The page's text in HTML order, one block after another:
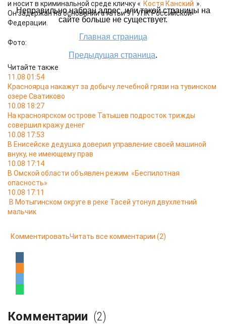
и носит в криминальной среде кличку « Костя Канский ».
Он задержан на основании статьи 91 УПК Российской
Федерации.
Фото:
Читайте также
11.08 01:54
Красноярца накажут за добычу лечебной грязи на тувинском
озере Сватиково
10.08 18:27
На красноярском острове Татышев подросток трижды
совершил кражу денег
10.08 17:53
В Енисейске дедушка доверил управление своей машиной
внуку, не имеющему прав
10.08 17:14
В Омской области объявлен режим «Беспилотная
опасность»
10.08 17:11
В Мотыгинском округе в реке Тасей утонул двухлетний
мальчик
КомментироватьЧитать все комментарии (2)
Комментарии (2)